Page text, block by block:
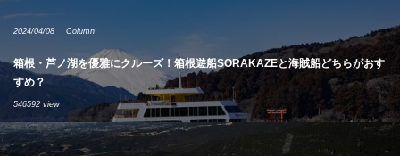
2024/04/08 Column
箱根・芦ノ湖を優雅にクルーズ！箱根遊船SORAKAZEと海賊船どちらがおす
すめ？
546592 view